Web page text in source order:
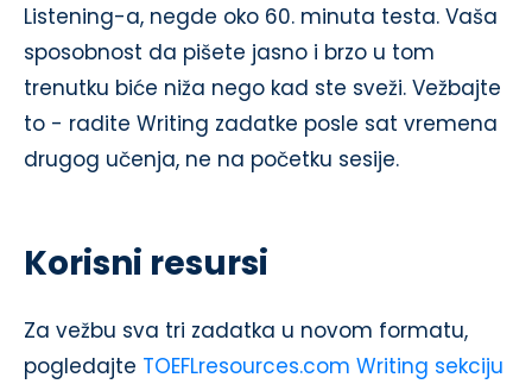
Listening-a, negde oko 60. minuta testa. Vaša
sposobnost da pišete jasno i brzo u tom
trenutku biće niža nego kad ste sveži. Vežbajte
to - radite Writing zadatke posle sat vremena
drugog učenja, ne na početku sesije.
Korisni resursi
Za vežbu sva tri zadatka u novom formatu,
pogledajte TOEFLresources.com Writing sekciju